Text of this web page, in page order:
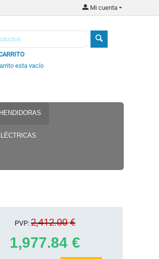
Mi cuenta
esta vacío
HENDIDORAS
PVP:2,412.00 €
1,977.84 €